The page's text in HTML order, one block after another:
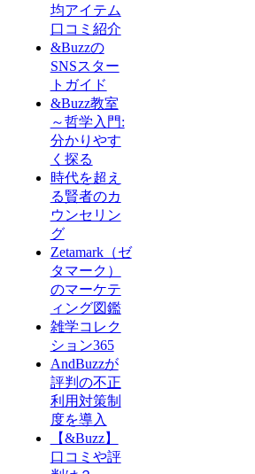
均アイテム
口コミ紹介
&Buzzの
SNSスター
トガイド
&Buzz教室
～哲学入門:
分かりやす
く探る
時代を超え
る賢者のカ
ウンセリン
グ
Zetamark（ゼ
タマーク）
のマーケテ
ィング図鑑
雑学コレク
ション365
AndBuzzが
評判の不正
利用対策制
度を導入
【&Buzz】
口コミや評